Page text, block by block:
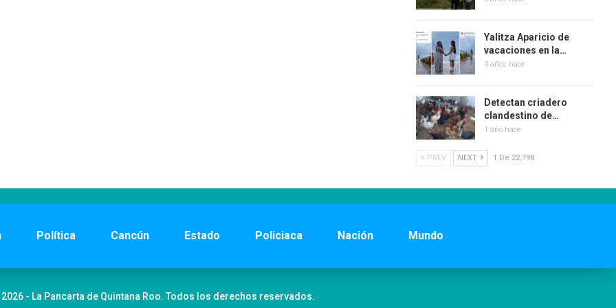
Yalitza Aparicio de
vacaciones en la…
4 años hace
Detectan criadero
clandestino de…
1 año hace
PREV NEXT 1 De 22,798
Política Cancún Estado Policiaca Nación Mundo
- La Pancarta de Quintana Roo. Todos los derechos reservados.